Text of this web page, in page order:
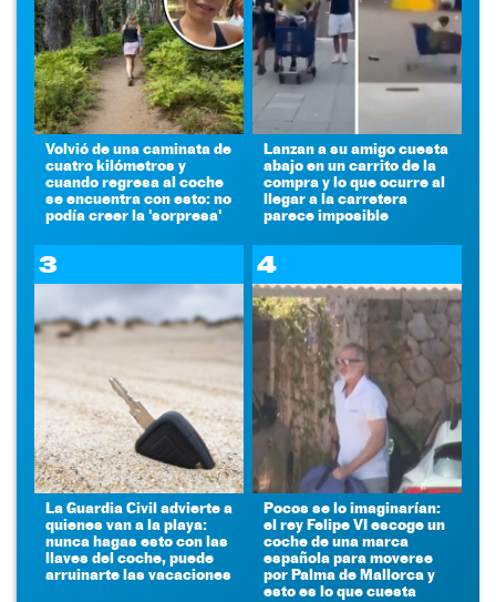
Volvió de una caminata de
cuatro kilómetros y
cuando regresa al coche
se encuentra con esto: no
podía creer la 'sorpresa'
Lanzan a su amigo cuesta
abajo en un carrito de la
compra y lo que ocurre al
llegar a la carretera
parece imposible
3
La Guardia Civil advierte a
quienes van a la playa:
nunca hagas esto con las
llaves del coche, puede
arruinarte las vacaciones
4
Pocos se lo imaginarían:
el rey Felipe VI escoge un
coche de una marca
española para moverse
por Palma de Mallorca y
esto es lo que cuesta